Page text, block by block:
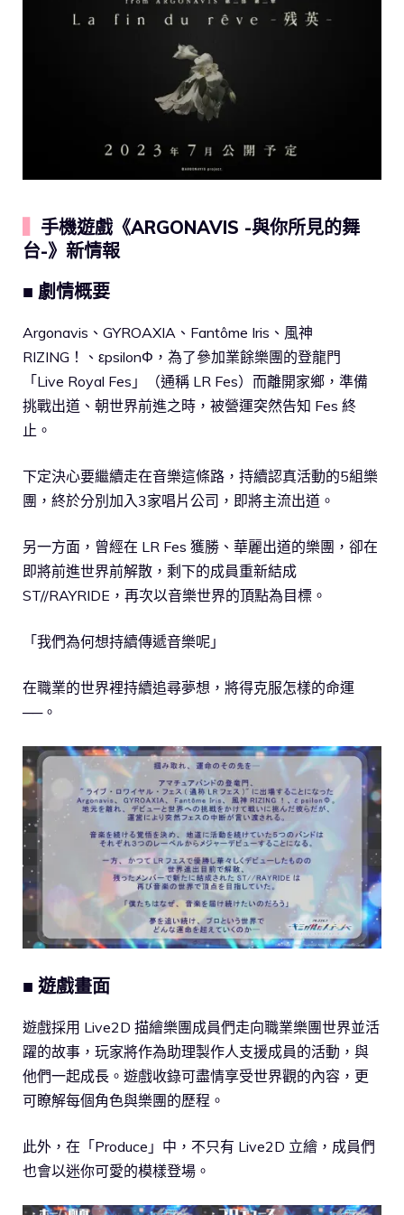
手機遊戲《ARGONAVIS -與你所見的舞
台-》新情報
■ 劇情概要
Argonavis、GYROAXIA、Fantôme Iris、風神
RIZING！、εpsilonΦ，為了參加業餘樂團的登龍門
「Live Royal Fes」（通稱 LR Fes）而離開家鄉，準備
挑戰出道、朝世界前進之時，被營運突然告知 Fes 終
止。
下定決心要繼續走在音樂這條路，持續認真活動的5組樂
團，終於分別加入3家唱片公司，即將主流出道。
另一方面，曾經在 LR Fes 獲勝、華麗出道的樂團，卻在
即將前進世界前解散，剩下的成員重新結成
ST//RAYRIDE，再次以音樂世界的頂點為目標。
「我們為何想持續傳遞音樂呢」
在職業的世界裡持續追尋夢想，將得克服怎樣的命運
──。
■ 遊戲畫面
遊戲採用 Live2D 描繪樂團成員們走向職業樂團世界並活
躍的故事，玩家將作為助理製作人支援成員的活動，與
他們一起成長。遊戲收錄可盡情享受世界觀的內容，更
可瞭解每個角色與樂團的歷程。
此外，在「Produce」中，不只有 Live2D 立繪，成員們
也會以迷你可愛的模樣登場。